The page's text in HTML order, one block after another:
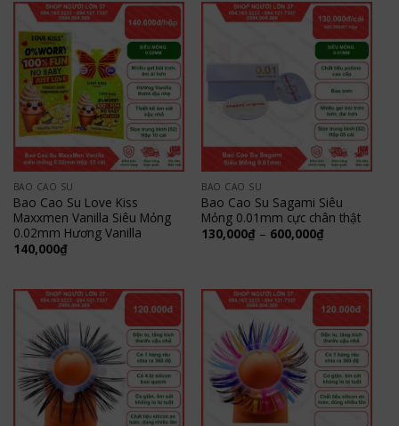
BAO CAO SU
Bao Cao Su Love Kiss
Maxxmen Vanilla Siêu Mỏng
0.02mm Hương Vanilla
140,000₫
BAO CAO SU
Bao Cao Su Sagami Siêu
Mỏng 0.01mm cực chân thật
130,000₫ – 600,000₫Khoảng
600,000₫